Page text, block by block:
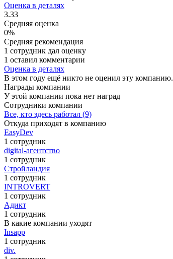
Оценка в деталях
3.33
Средняя оценка
0%
Средняя рекомендация
1 сотрудник дал оценку
1 оставил комментарии
Оценка в деталях
В этом году ещё никто не оценил эту компанию.
Награды компании
У этой компании пока нет наград
Сотрудники компании
Все, кто здесь работал (9)
Откуда приходят в компанию
EasyDev
1 сотрудник
digital-агентство
1 сотрудник
Стройландия
1 сотрудник
INTROVERT
1 сотрудник
Адикт
1 сотрудник
В какие компании уходят
Insapp
1 сотрудник
div.